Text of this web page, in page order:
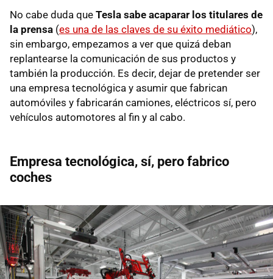
No cabe duda que Tesla sabe acaparar los titulares de
la prensa (es una de las claves de su éxito mediático),
sin embargo, empezamos a ver que quizá deban
replantearse la comunicación de sus productos y
también la producción. Es decir, dejar de pretender ser
una empresa tecnológica y asumir que fabrican
automóviles y fabricarán camiones, eléctricos sí, pero
vehículos automotores al fin y al cabo.
Empresa tecnológica, sí, pero fabrico
coches